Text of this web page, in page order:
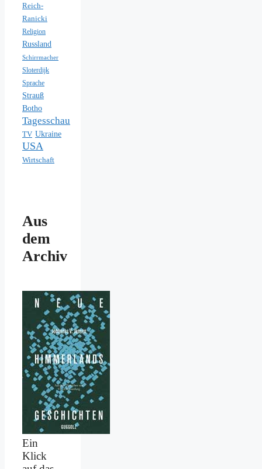
Reich-
Ranicki
Religion
Russland
Schirrmacher
Sloterdijk
Sprache
Strauß
Botho
Tagesschau
TV Ukraine
USA
Wirtschaft
Aus
dem
Archiv
Ein
Klick